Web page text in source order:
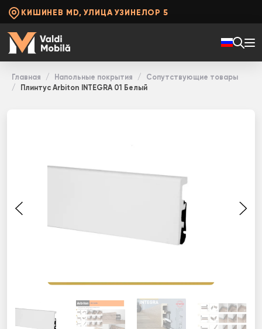
КИШИНЕВ MD, УЛИЦА УЗИНЕЛОР 5
Главная Напольные покрытия
Сопутствующие товары
Плинтус Arbiton INТЕGRА 01 Белый